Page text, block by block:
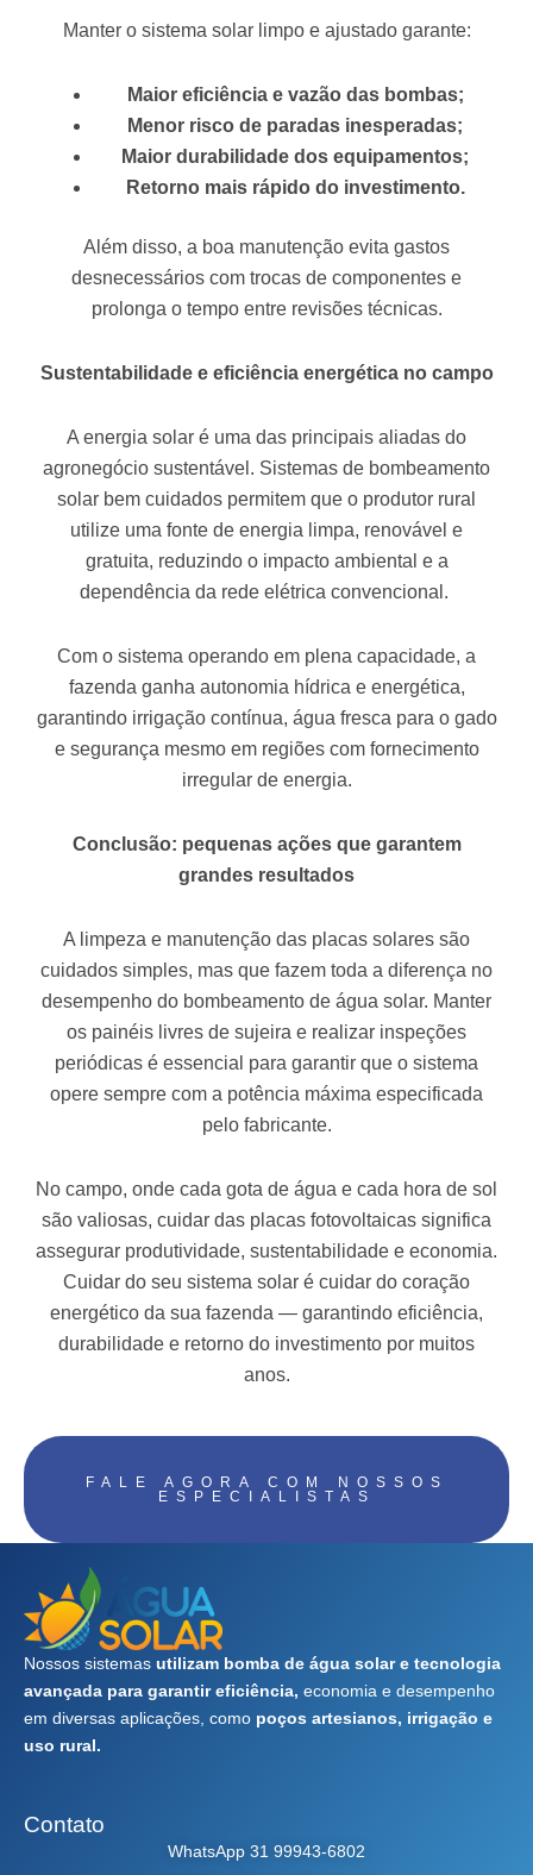
Manter o sistema solar limpo e ajustado garante:
Maior eficiência e vazão das bombas;
Menor risco de paradas inesperadas;
Maior durabilidade dos equipamentos;
Retorno mais rápido do investimento.
Além disso, a boa manutenção evita gastos
desnecessários com trocas de componentes e
prolonga o tempo entre revisões técnicas.
Sustentabilidade e eficiência energética no campo
A energia solar é uma das principais aliadas do
agronegócio sustentável. Sistemas de bombeamento
solar bem cuidados permitem que o produtor rural
utilize uma fonte de energia limpa, renovável e
gratuita, reduzindo o impacto ambiental e a
dependência da rede elétrica convencional.
Com o sistema operando em plena capacidade, a
fazenda ganha autonomia hídrica e energética,
garantindo irrigação contínua, água fresca para o gado
e segurança mesmo em regiões com fornecimento
irregular de energia.
Conclusão: pequenas ações que garantem
grandes resultados
A limpeza e manutenção das placas solares são
cuidados simples, mas que fazem toda a diferença no
desempenho do bombeamento de água solar. Manter
os painéis livres de sujeira e realizar inspeções
periódicas é essencial para garantir que o sistema
opere sempre com a potência máxima especificada
pelo fabricante.
No campo, onde cada gota de água e cada hora de sol
são valiosas, cuidar das placas fotovoltaicas significa
assegurar produtividade, sustentabilidade e economia.
Cuidar do seu sistema solar é cuidar do coração
energético da sua fazenda — garantindo eficiência,
durabilidade e retorno do investimento por muitos
anos.
FALE AGORA COM NOSSOS
ESPECIALISTAS
Nossos sistemas utilizam bomba de água solar e tecnologia
avançada para garantir eficiência, economia e desempenho
em diversas aplicações, como poços artesianos, irrigação e
uso rural.
Contato
WhatsApp 31 99943-6802